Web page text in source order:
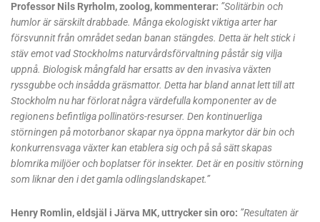
Professor Nils Ryrholm, zoolog, kommenterar: ”Solitärbin och
humlor är särskilt drabbade. Många ekologiskt viktiga arter har
försvunnit från området sedan banan stängdes. Detta är helt stick i
stäv emot vad Stockholms naturvårdsförvaltning påstår sig vilja
uppnå. Biologisk mångfald har ersatts av den invasiva växten
ryssgubbe och insådda gräsmattor. Detta har bland annat lett till att
Stockholm nu har förlorat några värdefulla komponenter av de
regionens befintliga pollinatörs-resurser. Den kontinuerliga
störningen på motorbanor skapar nya öppna markytor där bin och
konkurrensvaga växter kan etablera sig och på så sätt skapas
blomrika miljöer och boplatser för insekter. Det är en positiv störning
som liknar den i det gamla odlingslandskapet.”
Henry Romlin, eldsjäl i Järva MK, uttrycker sin oro: ”Resultaten är